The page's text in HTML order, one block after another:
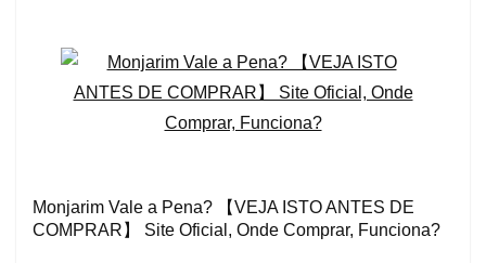
Monjarim Vale a Pena? 【VEJA ISTO ANTES DE
COMPRAR】 Site Oficial, Onde Comprar, Funciona?